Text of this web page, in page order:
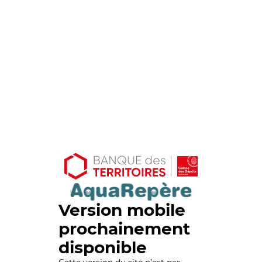
Version mobile
prochainement
disponible